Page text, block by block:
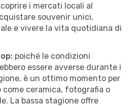
i mercati locali al
souvenir unici,
e vivere la vita quotidiana di
poiché le condizioni
essere avverse durante i
è un ottimo momento per
come ceramica, fotografia o
La bassa stagione offre